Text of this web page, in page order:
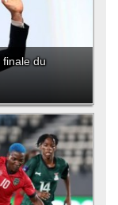
finale du